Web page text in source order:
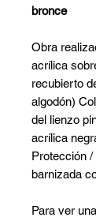
bronce
Obra
acrílica
recubierto
algodón)
del lienzo
acrílica
Protección /
barnizada
Para ver